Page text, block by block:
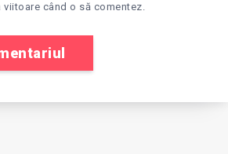
când o să comentez.